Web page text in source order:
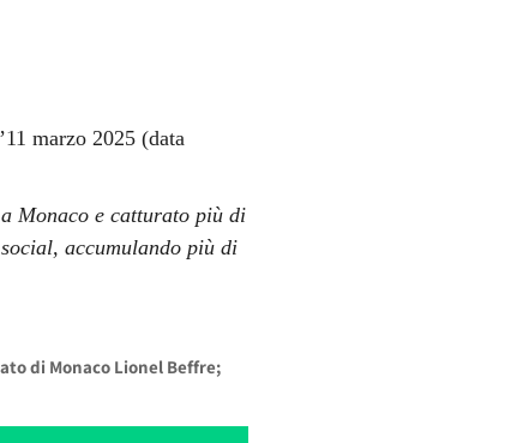
marzo 2025 (data
Monaco e catturato più di
accumulando più di
di Monaco Lionel Beffre;